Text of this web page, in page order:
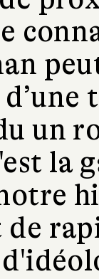
un
la